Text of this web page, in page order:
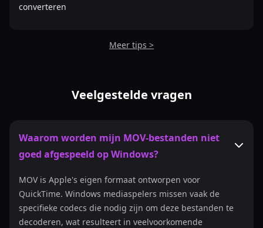
converteren
Meer tips >
Veelgestelde vragen
Waarom worden mijn MOV-bestanden niet
goed afgespeeld op Windows?
MOV is Apple's eigen formaat ontworpen voor
QuickTime. Windows mediaspelers missen vaak de
specifieke codecs die nodig zijn om deze bestanden te
decoderen, wat resulteert in veelvoorkomende